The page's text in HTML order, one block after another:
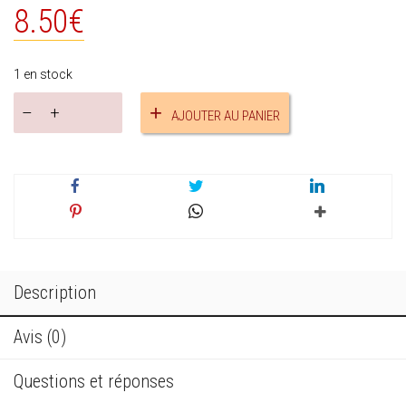
8.50€
1 en stock
Bracelet
AJOUTER AU PANIER
Description
Avis (0)
Questions et réponses